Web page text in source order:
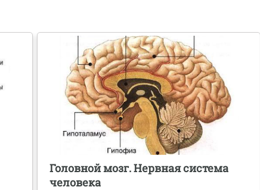
Головной мозг. Нервная система
человека